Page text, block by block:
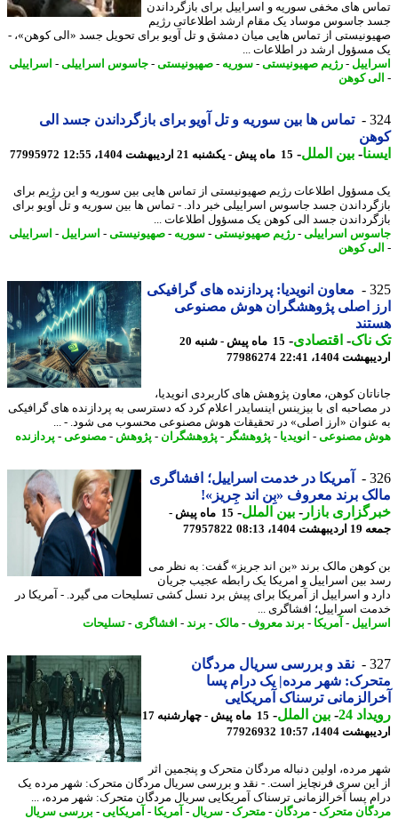
های مخفی سوریه و اسراییل برای بازگرداندن
جاسوس موساد یک مقام ارشد اطلاعاتی رژیم
از تماس هایی میان دمشق و تل آویو برای تحویل جسد «الی کوهن»، -
ارشد در اطلاعات ...
-رژیم صهیونیستی-سوریه- صهیونیستی-جاسوس اسراییلی -اسراییلی
کوهن
تماس ها بین سوریه و تل آویو برای بازگرداندن جسد الی
-بین الملل-15 ماه پیش - یکشنبه 21 اردیبهشت 1404، 12:55 77995972
اطلاعات رژیم صهیونیستی از تماس هایی بین سوریه و این رژیم برای
جسد جاسوس اسراییلی خبر داد. - تماس ها بین سوریه و تل آویو برای
جسد الی کوهن یک مسؤول اطلاعات ...
اسراییلی
-رژیم صهیونیستی-سوریه- صهیونیستی-اسراییل -اسراییلی
کوهن
معاون انویدیا: پردازنده های گرافیکی
اصلی پژوهشگران هوش مصنوعی
-اقتصادی-
15 ماه پیش - شنبه 20
1404، 22:41
77986274
کوهن، معاون پژوهش های کاربردی انویدیا،
ای با بیزینس اینسایدر اعلام کرد که دسترسی به پردازنده های گرافیکی
«ارز اصلی» در تحقیقات هوش مصنوعی محسوب می شود. - ...
مصنوعی-انویدیا-پژوهشگر-پژوهشگران- پژوهش-مصنوعی-پردازنده
آمریکا در خدمت اسراییل؛ افشاگری
برند معروف «بِن اند جِریز»!
بازار- بین الملل-
15 ماه پیش -
1404، 08:13
77957822
مالک برند «بن اند جریز» گفت: به نظر می
بین اسراییل و امریکا یک رابطه عجیب جریان
و اسراییل از آمریکا برای پیش برد نسل کشی تسلیحات می گیرد. - آمریکا در
اسراییل؛ افشاگری ...
-آمریکا- برند معروف-مالک-برند - افشاگری- تسلیحات
نقد و بررسی سریال مردگان
شهر مرده| یک درام پسا
ترسناک آمریکایی
24
-بین الملل-
15 ماه پیش - چهارشنبه 17
1404، 10:57
77926932
مرده، اولین دنباله مردگان متحرک و پنجمین اثر
سری فرنچایز است. - نقد و بررسی سریال مردگان متحرک: شهر مرده یک
پسا آخرالزمانی ترسناک آمریکایی سریال مردگان متحرک: شهر مرده، ...
متحرک- مردگان-متحرک- سریال-آمریکا- آمریکایی-بررسی سریال